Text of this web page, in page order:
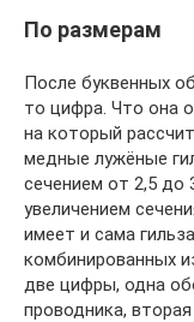
По размерам
После буквенных
то цифра. Что она
на который
медные лужёные
сечением от 2,5 до
увеличением
имеет и сама
комбинированных
две цифры, одна
проводника,